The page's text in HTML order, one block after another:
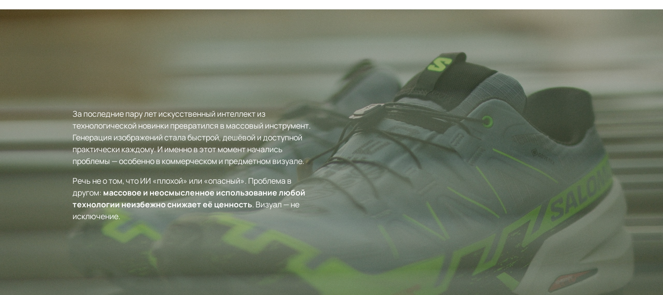
За последние пару лет искусственный интеллект из
технологической новинки превратился в массовый инструмент.
Генерация изображений стала быстрой, дешёвой и доступной
практически каждому. И именно в этот момент начались
проблемы — особенно в коммерческом и предметном визуале.
Речь не о том, что ИИ «плохой» или «опасный». Проблема в
другом: массовое и неосмысленное использование любой
технологии неизбежно снижает её ценность. Визуал — не
исключение.